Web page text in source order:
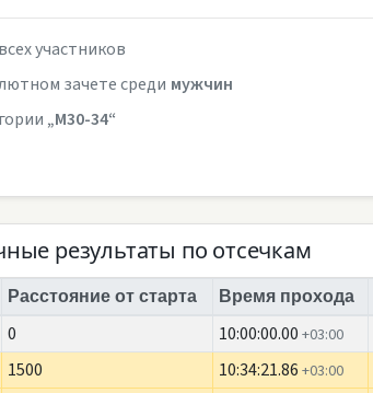
участников
зачете среди мужчин
„M30-34“
результаты по отсечкам
Расстояние от старта Время прохода
0 10:00:00.00 +03:00
1500 10:34:21.86 +03:00